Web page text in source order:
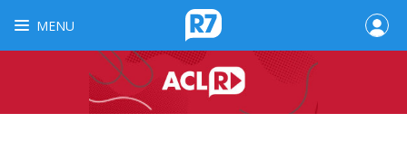
MENU